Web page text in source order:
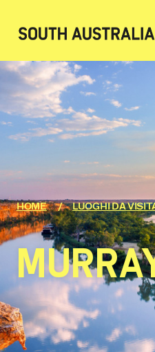
HOME LUOGHI DA